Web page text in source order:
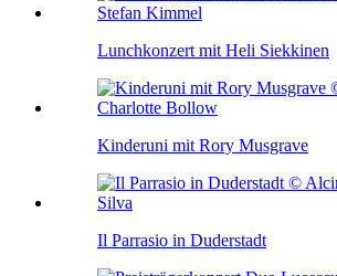
Lunchkonzert mit Heli Siekkinen
Kinderuni mit Rory Musgrave
Il Parrasio in Duderstadt